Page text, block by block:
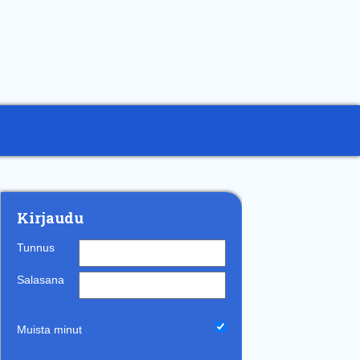
Kirjaudu
Tunnus
Salasana
Muista minut